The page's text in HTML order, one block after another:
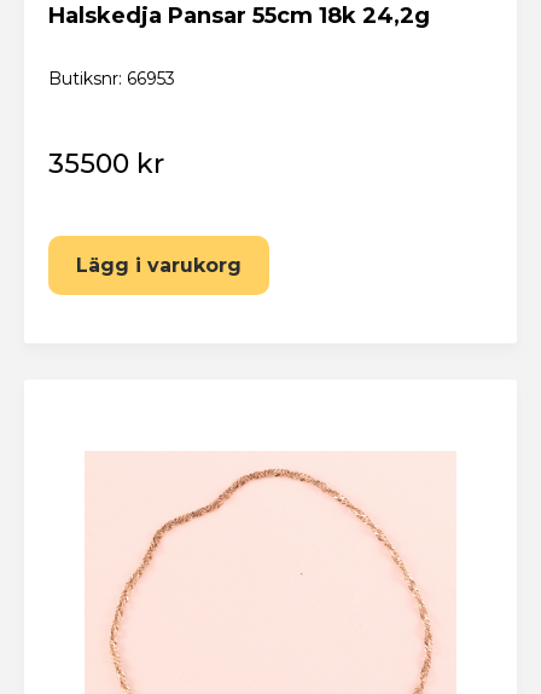
Halskedja Pansar 55cm 18k 24,2g
Butiksnr: 66953
35500 kr
Lägg i varukorg